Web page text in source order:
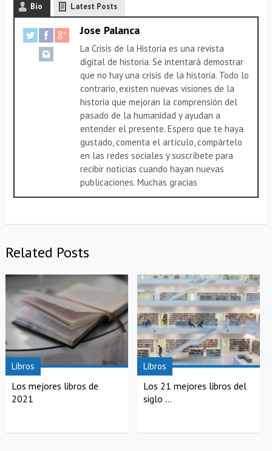
Bio Latest Posts
Jose Palanca
La Crisis de la Historia es una revista
digital de historia. Se intentará demostrar
que no hay una crisis de la historia. Todo lo
contrario, existen nuevas visiones de la
historia que mejoran la comprensión del
pasado de la humanidad y ayudan a
entender el presente. Espero que te haya
gustado, comenta el artículo, compártelo
en las redes sociales y suscríbete para
recibir noticias cuando hayan nuevas
publicaciones. Muchas gracias
Related Posts
Libros
Los mejores libros de
2021
Libros
Los 21 mejores libros del
siglo ...